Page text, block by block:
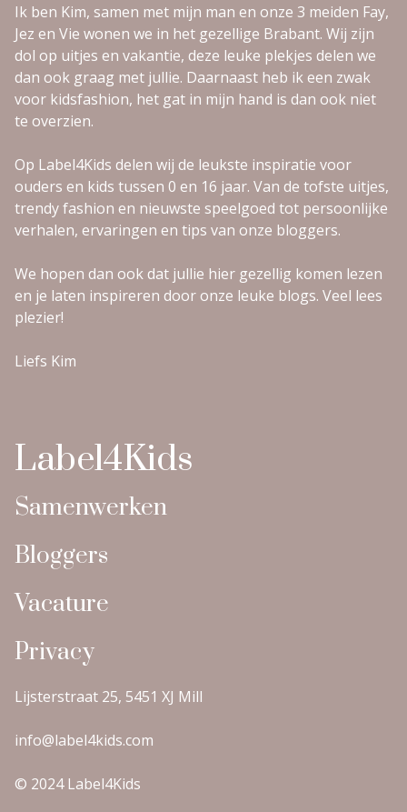
Ik ben Kim, samen met mijn man en onze 3 meiden Fay,
Jez en Vie wonen we in het gezellige Brabant. Wij zijn
dol op uitjes en vakantie, deze leuke plekjes delen we
dan ook graag met jullie. Daarnaast heb ik een zwak
voor kidsfashion, het gat in mijn hand is dan ook niet
te overzien.
Op Label4Kids delen wij de leukste inspiratie voor
ouders en kids tussen 0 en 16 jaar. Van de tofste uitjes,
trendy fashion en nieuwste speelgoed tot persoonlijke
verhalen, ervaringen en tips van onze bloggers.
We hopen dan ook dat jullie hier gezellig komen lezen
en je laten inspireren door onze leuke blogs. Veel lees
plezier!
Liefs Kim
Label4Kids
Samenwerken
Bloggers
Vacature
Privacy
Lijsterstraat 25, 5451 XJ Mill
info@label4kids.com
© 2024 Label4Kids